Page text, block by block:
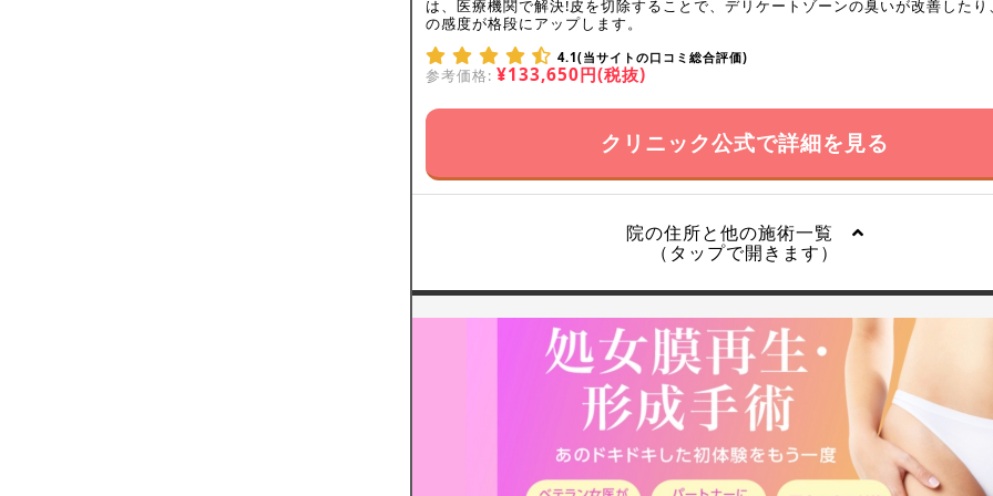
は、医療機関で解決!皮を切除することで、デリケートゾーンの臭いが改善した
の感度が格段にアップします。
4.1(当サイトの口コミ総合評価)
参考価格: ¥133,650円(税抜)
クリニック公式で詳細を見る
院の住所と他の施術一覧
（タップで開きます）